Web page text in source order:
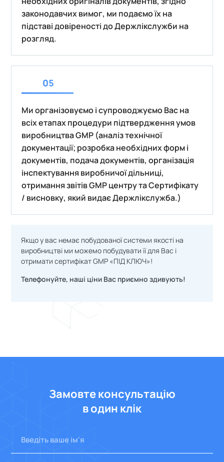
законодавчих вимог, ми подаємо їх на
підставі довіреності до Держлікслужби на
розгляд.
Ми організовуємо і супроводжуємо Вас на
всіх етапах процедури підтвердження умов
виробництва GMP (аналіз технічної
документації; розробка необхідних форм і
документів, подача документів, організація
інспектування виробничої дільниці,
отримання звітів GMP центру та Сертифікату
/ висновку, який видає Держлікслужба.)
Якщо у вас немає побудованої системи якості на
виробництві ми можемо побудувати її для Вас і
отримати сертифікат GMP «ПІД КЛЮЧ»!
Телефонуйте, наші ціни Вас приємно здивують!
Замовте консультацію
в один клік